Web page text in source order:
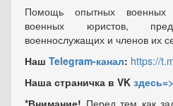
Помощь опытных военных
военных юристов,
военнослужащих и членов их
Наш Telegram-канал: https://
Наша страничка в VK
*Внимание! Перед тем как